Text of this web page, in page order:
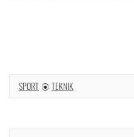
SPORT TEKNIK